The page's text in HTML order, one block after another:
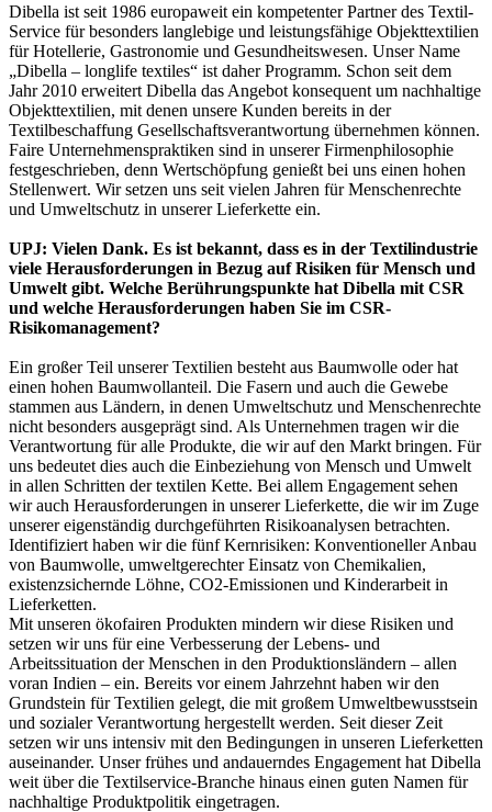
Dibella ist seit 1986 europaweit ein kompetenter Partner des Textil-
Service für besonders langlebige und leistungsfähige Objekttextilien
für Hotellerie, Gastronomie und Gesundheitswesen. Unser Name
„Dibella – longlife textiles“ ist daher Programm. Schon seit dem
Jahr 2010 erweitert Dibella das Angebot konsequent um nachhaltige
Objekttextilien, mit denen unsere Kunden bereits in der
Textilbeschaffung Gesellschaftsverantwortung übernehmen können.
Faire Unternehmenspraktiken sind in unserer Firmenphilosophie
festgeschrieben, denn Wertschöpfung genießt bei uns einen hohen
Stellenwert. Wir setzen uns seit vielen Jahren für Menschenrechte
und Umweltschutz in unserer Lieferkette ein.
UPJ: Vielen Dank. Es ist bekannt, dass es in der Textilindustrie
viele Herausforderungen in Bezug auf Risiken für Mensch und
Umwelt gibt. Welche Berührungspunkte hat Dibella mit CSR
und welche Herausforderungen haben Sie im CSR-
Risikomanagement?
Ein großer Teil unserer Textilien besteht aus Baumwolle oder hat
einen hohen Baumwollanteil. Die Fasern und auch die Gewebe
stammen aus Ländern, in denen Umweltschutz und Menschenrechte
nicht besonders ausgeprägt sind. Als Unternehmen tragen wir die
Verantwortung für alle Produkte, die wir auf den Markt bringen. Für
uns bedeutet dies auch die Einbeziehung von Mensch und Umwelt
in allen Schritten der textilen Kette. Bei allem Engagement sehen
wir auch Herausforderungen in unserer Lieferkette, die wir im Zuge
unserer eigenständig durchgeführten Risikoanalysen betrachten.
Identifiziert haben wir die fünf Kernrisiken: Konventioneller Anbau
von Baumwolle, umweltgerechter Einsatz von Chemikalien,
existenzsichernde Löhne, CO2-Emissionen und Kinderarbeit in
Lieferketten.
Mit unseren ökofairen Produkten mindern wir diese Risiken und
setzen wir uns für eine Verbesserung der Lebens- und
Arbeitssituation der Menschen in den Produktionsländern – allen
voran Indien – ein. Bereits vor einem Jahrzehnt haben wir den
Grundstein für Textilien gelegt, die mit großem Umweltbewusstsein
und sozialer Verantwortung hergestellt werden. Seit dieser Zeit
setzen wir uns intensiv mit den Bedingungen in unseren Lieferketten
auseinander. Unser frühes und andauerndes Engagement hat Dibella
weit über die Textilservice-Branche hinaus einen guten Namen für
nachhaltige Produktpolitik eingetragen.